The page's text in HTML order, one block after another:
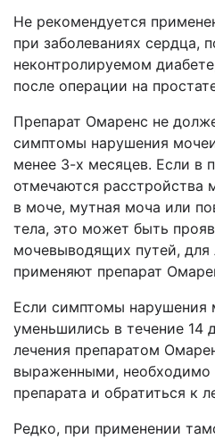
Не рекомендуется
при заболеваниях сердца,
неконтролируемом
после операции на
Препарат Омаренс не
симптомы нарушения
менее 3-х месяцев. Если в
отмечаются расстройства
в моче, мутная моча или
тела, это может быть
мочевыводящих путей, для
применяют препарат
Если симптомы нарушения
уменьшились в течение 14
лечения препаратом
выраженными, необходимо
препарата и обратиться к
Редко, при применении